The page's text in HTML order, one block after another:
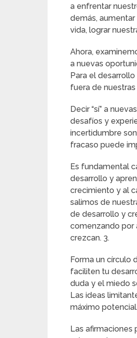
a enfrentar
demás,
vida, lograr
Ahora,
a nuevas
Para el
fuera de
Decir “sí” a
desafíos y
incertidumbre
fracaso puede
Es fundamental
desarrollo y
crecimiento y al
salimos de
de desarrollo y
comenzando por
crezcan. 3.
Forma un círculo
faciliten tu
duda y el miedo
Las ideas
máximo
Las afirmaciones